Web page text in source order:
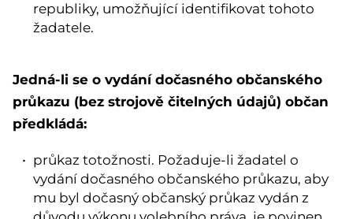
republiky, umožňující identifikovat tohoto
žadatele.
Jedná-li se o vydání dočasného občanského
průkazu (bez strojově čitelných údajů) občan
předkládá:
průkaz totožnosti. Požaduje-li žadatel o
vydání dočasného občanského průkazu, aby
mu byl dočasný občanský průkaz vydán z